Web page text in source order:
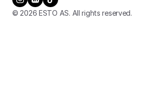
© 2026 ESTO AS. All rights reserved.